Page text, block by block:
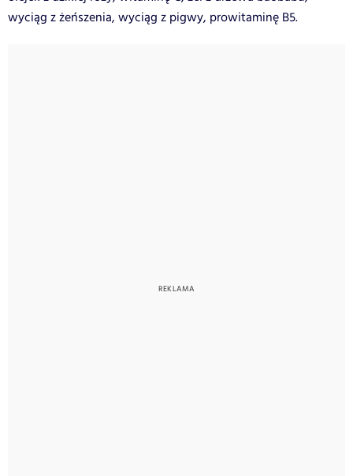
wyciąg z żeńszenia, wyciąg z pigwy, prowitaminę B5.